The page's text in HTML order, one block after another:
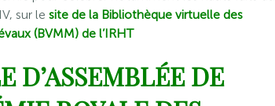
sur le site de la Bibliothèque virtuelle des
(BVMM) de l’IRHT
D’ASSEMBLÉE DE